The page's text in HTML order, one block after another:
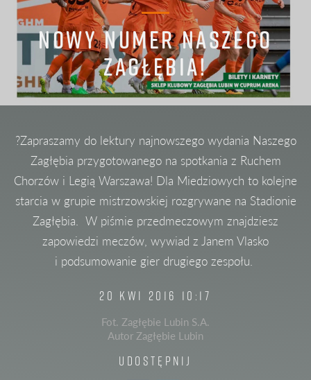
NOWY NUMER NASZEGO
ZAGŁĘBIA!
?Zapraszamy do lektury najnowszego wydania Naszego
Zagłębia przygotowanego na spotkania z Ruchem
Chorzów i Legią Warszawa! Dla Miedziowych to kolejne
starcia w grupie mistrzowskiej rozgrywane na Stadionie
Zagłębia. W piśmie przedmeczowym znajdziesz
zapowiedzi meczów, wywiad z Janem Vlasko
i podsumowanie gier drugiego zespołu.
20 KWI 2016 10:17
Fot. Zagłębie Lubin S.A.
Autor Zagłębie Lubin
UDOSTĘPNIJ